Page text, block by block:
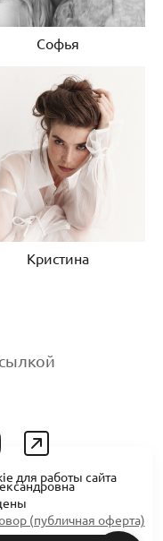
Софья
Кристина
(публичная оферта)
для работы сайта